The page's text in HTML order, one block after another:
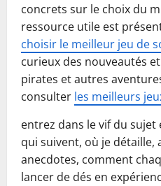
concrets sur le choix du
ressource utile est
choisir le meilleur jeu de
curieux des nouveautés
pirates et autres
consulter les meilleurs
entrez dans le vif du
qui suivent, où je détaille,
anecdotes, comment
lancer de dés en